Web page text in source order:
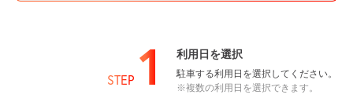
STEP 1 利用日を選択
駐車する利用日を選択してください。
※複数の利用日を選択できます。